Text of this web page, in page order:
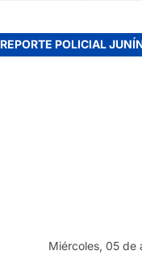
REPORTE POLICIAL
Miércoles, 05 de